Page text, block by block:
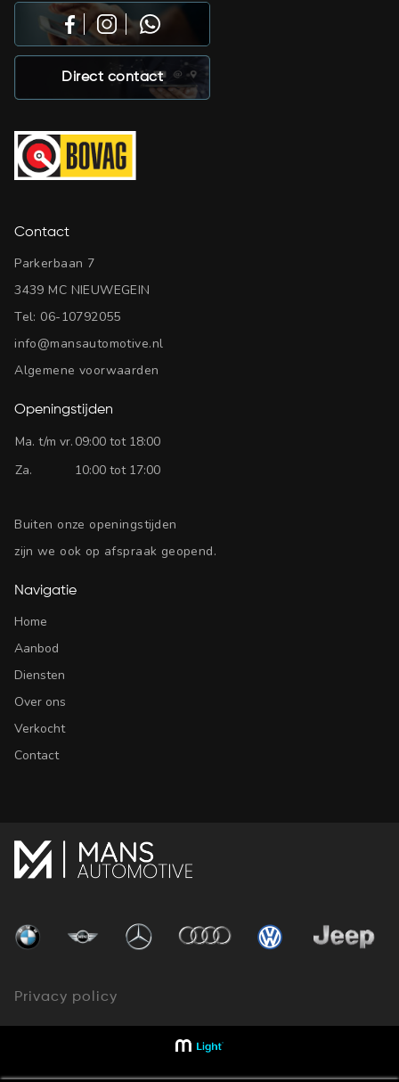
Direct contact
Contact
Parkerbaan 7
3439 MC NIEUWEGEIN
Tel: 06-10792055
info@mansautomotive.nl
Algemene voorwaarden
Openingstijden
Ma. t/m vr. 09:00 tot 18:00
Za.
10:00 tot 17:00
Buiten onze openingstijden
zijn we ook op afspraak geopend.
Navigatie
Home
Aanbod
Diensten
Over ons
Verkocht
Contact
Privacy policy